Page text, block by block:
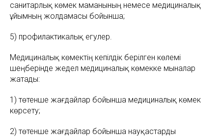
санитарлық көмек маманының немесе медициналық
ұйымның жолдамасы бойынша;
5) профилактикалық егулер.
Медициналық көмектің кепілдік берілген көлемі
шеңберінде жедел медициналық көмекке мыналар
жатады:
1) төтенше жағдайлар бойынша медициналық көмек
көрсету;
2) төтенше жағдайлар бойынша науқастарды